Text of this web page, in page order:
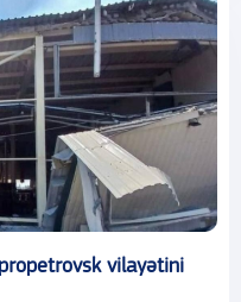
vilayətini